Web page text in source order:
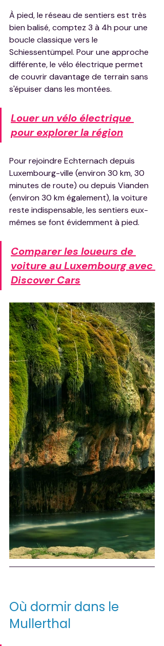
À pied, le réseau de sentiers est très
bien balisé, comptez 3 à 4h pour une
boucle classique vers le
Schiessentümpel. Pour une approche
différente, le vélo électrique permet
de couvrir davantage de terrain sans
s'épuiser dans les montées.
Louer un vélo électrique
pour explorer la région
Pour rejoindre Echternach depuis
Luxembourg-ville (environ 30 km, 30
minutes de route) ou depuis Vianden
(environ 30 km également), la voiture
reste indispensable, les sentiers eux-
mêmes se font évidemment à pied.
Comparer les loueurs de
voiture au Luxembourg avec
Discover Cars
Où dormir dans le
Mullerthal